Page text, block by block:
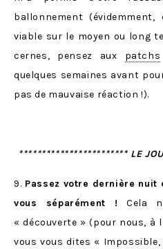
ballonnement
viable sur le moyen ou long
cernes, pensez aux patchs
quelques semaines avant
pas de mauvaise réaction !).
************************ LE
9. Passez votre dernière
vous séparément !
Cela
« découverte » (pour nous, à
vous vous dites «